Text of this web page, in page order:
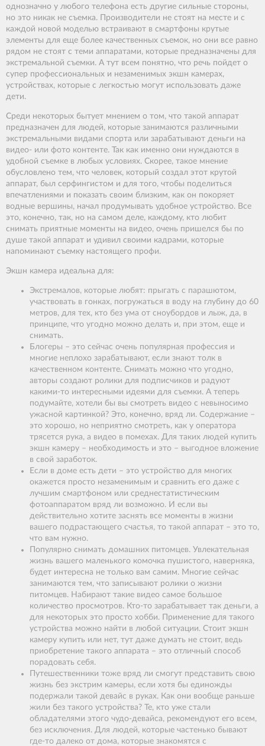
однозначно у любого телефона есть другие сильные стороны,
но это никак не съемка. Производители не стоят на месте и с
каждой новой моделью встраивают в смартфоны крутые
элементы для еще более качественных съемок, но они все равно
рядом не стоят с теми аппаратами, которые предназначены для
экстремальной съемки. А тут всем понятно, что речь пойдет о
супер профессиональных и незаменимых экшн камерах,
устройствах, которые с легкостью могут использовать даже
дети.
Среди некоторых бытует мнением о том, что такой аппарат
предназначен для людей, которые занимаются различными
экстремальными видами спорта или зарабатывают деньги на
видео- или фото контенте. Так как именно они нуждаются в
удобной съемке в любых условиях. Скорее, такое мнение
обусловлено тем, что человек, который создал этот крутой
аппарат, был серфингистом и для того, чтобы поделиться
впечатлениями и показать своим близким, как он покоряет
водные вершины, начал продумывать удобное устройство. Все
это, конечно, так, но на самом деле, каждому, кто любит
снимать приятные моменты на видео, очень пришелся бы по
душе такой аппарат и удивил своими кадрами, которые
напоминают съемку настоящего профи.
Экшн камера идеальна для:
Экстремалов, которые любят: прыгать с парашютом,
участвовать в гонках, погружаться в воду на глубину до 60
метров, для тех, кто без ума от сноубордов и лыж, да, в
принципе, что угодно можно делать и, при этом, еще и
снимать.
Блогеры – это сейчас очень популярная профессия и
многие неплохо зарабатывают, если знают толк в
качественном контенте. Снимать можно что угодно,
авторы создают ролики для подписчиков и радуют
какими-то интересными идеями для съемки. А теперь
подумайте, хотели бы вы смотреть видео с невыносимо
ужасной картинкой? Это, конечно, вряд ли. Содержание –
это хорошо, но неприятно смотреть, как у оператора
трясется рука, а видео в помехах. Для таких людей купить
экшн камеру – необходимость и это – выгодное вложение
в свой заработок.
Если в доме есть дети – это устройство для многих
окажется просто незаменимым и сравнить его даже с
лучшим смартфоном или среднестатистическим
фотоаппаратом вряд ли возможно. И если вы
действительно хотите заснять все моменты в жизни
вашего подрастающего счастья, то такой аппарат – это то,
что вам нужно.
Популярно снимать домашних питомцев. Увлекательная
жизнь вашего маленького комочка пушистого, наверняка,
будет интересна не только вам самим. Многие сейчас
занимаются тем, что записывают ролики о жизни
питомцев. Набирают такие видео самое большое
количество просмотров. Кто-то зарабатывает так деньги, а
для некоторых это просто хобби. Применение для такого
устройства можно найти в любой ситуации. Стоит экшн
камеру купить или нет, тут даже думать не стоит, ведь
приобретение такого аппарата – это отличный способ
порадовать себя.
Путешественники тоже вряд ли смогут представить свою
жизнь без экстрим камеры, если хотя бы единожды
подержали такой девайс в руках. Как они вообще раньше
жили без такого устройства? Те, кто уже стали
обладателями этого чудо-девайса, рекомендуют его всем,
без исключения. Для людей, которые частенько бывают
где-то далеко от дома, которые знакомятся с